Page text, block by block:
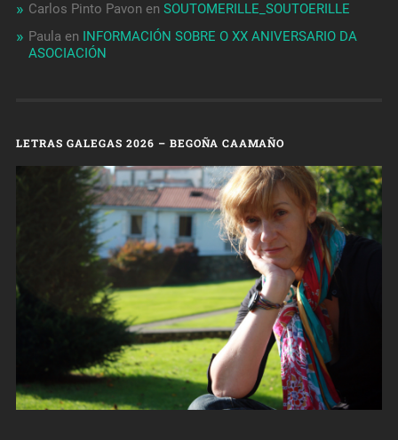
Carlos Pinto Pavon en SOUTOMERILLE_SOUTOERILLE
Paula en
INFORMACIÓN SOBRE O XX ANIVERSARIO DA
ASOCIACIÓN
LETRAS GALEGAS 2026 – BEGOÑA CAAMAÑO